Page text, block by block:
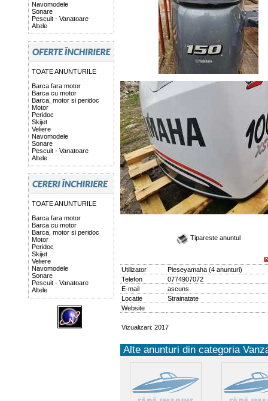
Navomodele
Sonare
Pescuit - Vanatoare
Altele
TOATE ANUNTURILE
Barca fara motor
Barca cu motor
Barca, motor si peridoc
Motor
Peridoc
Skijet
Veliere
Navomodele
Sonare
Pescuit - Vanatoare
Altele
TOATE ANUNTURILE
Barca fara motor
Barca cu motor
Barca, motor si peridoc
Motor
Peridoc
Skijet
Veliere
Navomodele
Sonare
Pescuit - Vanatoare
Altele
Tipareste anuntul
Utilizator Pieseyamaha(4 anunturi)
Telefon
0774907072
E-mail
ascuns
Locatie
Strainatate
Website
Vizualizari: 2017
Alte anunturi din categoria